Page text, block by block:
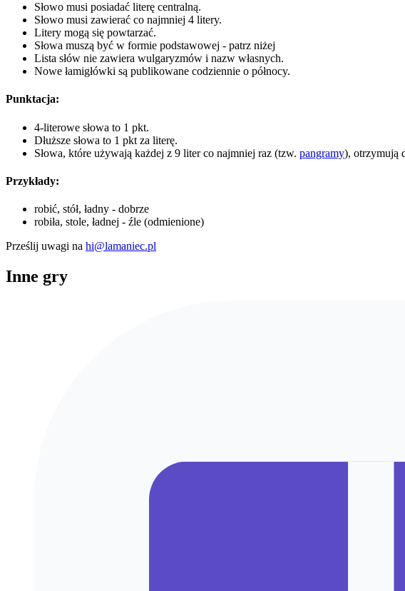
Słowo musi posiadać literę centralną.
Słowo musi zawierać co najmniej 4 litery.
Litery mogą się powtarzać.
Słowa muszą być w formie podstawowej - patrz niżej
Lista słów nie zawiera wulgaryzmów i nazw własnych.
Nowe łamigłówki są publikowane codziennie o północy.
Punktacja:
4-literowe słowa to 1 pkt.
Dłuższe słowa to 1 pkt za literę.
Słowa, które używają każdej z 9 liter co najmniej raz (tzw. pangramy), otrzymują
Przykłady:
robić, stół, ładny - dobrze
robiła, stole, ładnej - źle (odmienione)
Prześlij uwagi na hi@lamaniec.pl
Inne gry